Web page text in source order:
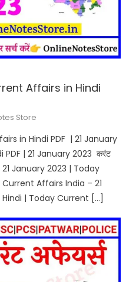
Affairs in Hindi
Store
in Hindi PDF | 21 January
| 21 January 2023 करंट
January 2023 | Today
Affairs India – 21
| Today Current […]